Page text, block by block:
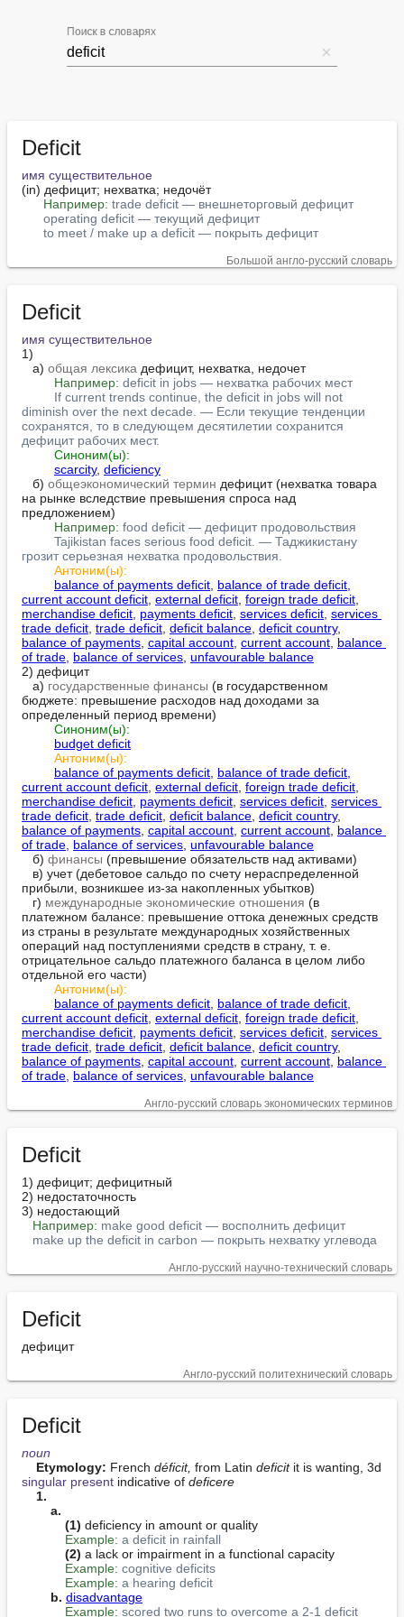
Поиск в словарях
Deficit
имя существительное
(in) дефицит; нехватка; недочёт
Например: trade deficit — внешнеторговый дефицит
operating deficit — текущий дефицит
to meet / make up a deficit — покрыть дефицит
Большой англо-русский словарь
Deficit
имя существительное
1)
   а)
общая лексика дефицит, нехватка, недочет
Например: deficit in jobs — нехватка рабочих мест
If current trends continue, the deficit in jobs will not
diminish over the next decade. — Если текущие тенденции
сохранятся, то в следующем десятилетии сохранится
дефицит рабочих мест.
Синоним(ы):
scarcity, deficiency
   б)
общеэкономический термин дефицит (нехватка товара
на рынке вследствие превышения спроса над
предложением)
Например: food deficit — дефицит продовольствия
Tajikistan faces serious food deficit. — Таджикистану
грозит серьезная нехватка продовольствия.
Антоним(ы):
balance of payments deficit balance of trade deficit
current account deficit external deficit foreign trade deficit
merchandise deficit payments deficit services deficit services
trade deficit trade deficit deficit balance deficit country
balance of payments capital account current account balance
of trade balance of services unfavourable balance
2) дефицит
   а)
государственные финансы (в государственном
бюджете: превышение расходов над доходами за
определенный период времени)
Синоним(ы):
budget deficit
Антоним(ы):
balance of payments deficit balance of trade deficit
current account deficit external deficit foreign trade deficit
merchandise deficit payments deficit services deficit services
trade deficit trade deficit deficit balance deficit country
balance of payments capital account current account balance
of trade balance of services unfavourable balance
   б)
финансы (превышение обязательств над активами)
прибыли, возникшее из-за накопленных убытков)
   г)
международные экономические отношения (в
платежном балансе: превышение оттока денежных средств
из страны в результате международных хозяйственных
операций над поступлениями средств в страну, т. е.
отрицательное сальдо платежного баланса в целом либо
отдельной его части)
Антоним(ы):
balance of payments deficit balance of trade deficit
current account deficit external deficit foreign trade deficit
merchandise deficit payments deficit services deficit services
trade deficit trade deficit deficit balance deficit country
balance of payments capital account current account balance
of trade balance of services unfavourable balance
Англо-русский словарь экономических терминов
Deficit
1) дефицит; дефицитный
2) недостаточность
3) недостающий
Например: make good deficit — восполнить дефицит
make up the deficit in carbon — покрыть нехватку углевода
Англо-русский научно-технический словарь
Deficit
дефицит
Англо-русский политехнический словарь
Deficit
noun
Etymology: French déficit, from Latin deficit
singular present indicative of deficere
1.
a.
(1) deficiency in amount or quality
Example: a deficit in rainfall
(2) a lack or impairment in a functional capacity
Example: cognitive deficits
Example: a hearing deficit
b. disadvantage
Example: scored two runs to overcome a 2-1 deficit